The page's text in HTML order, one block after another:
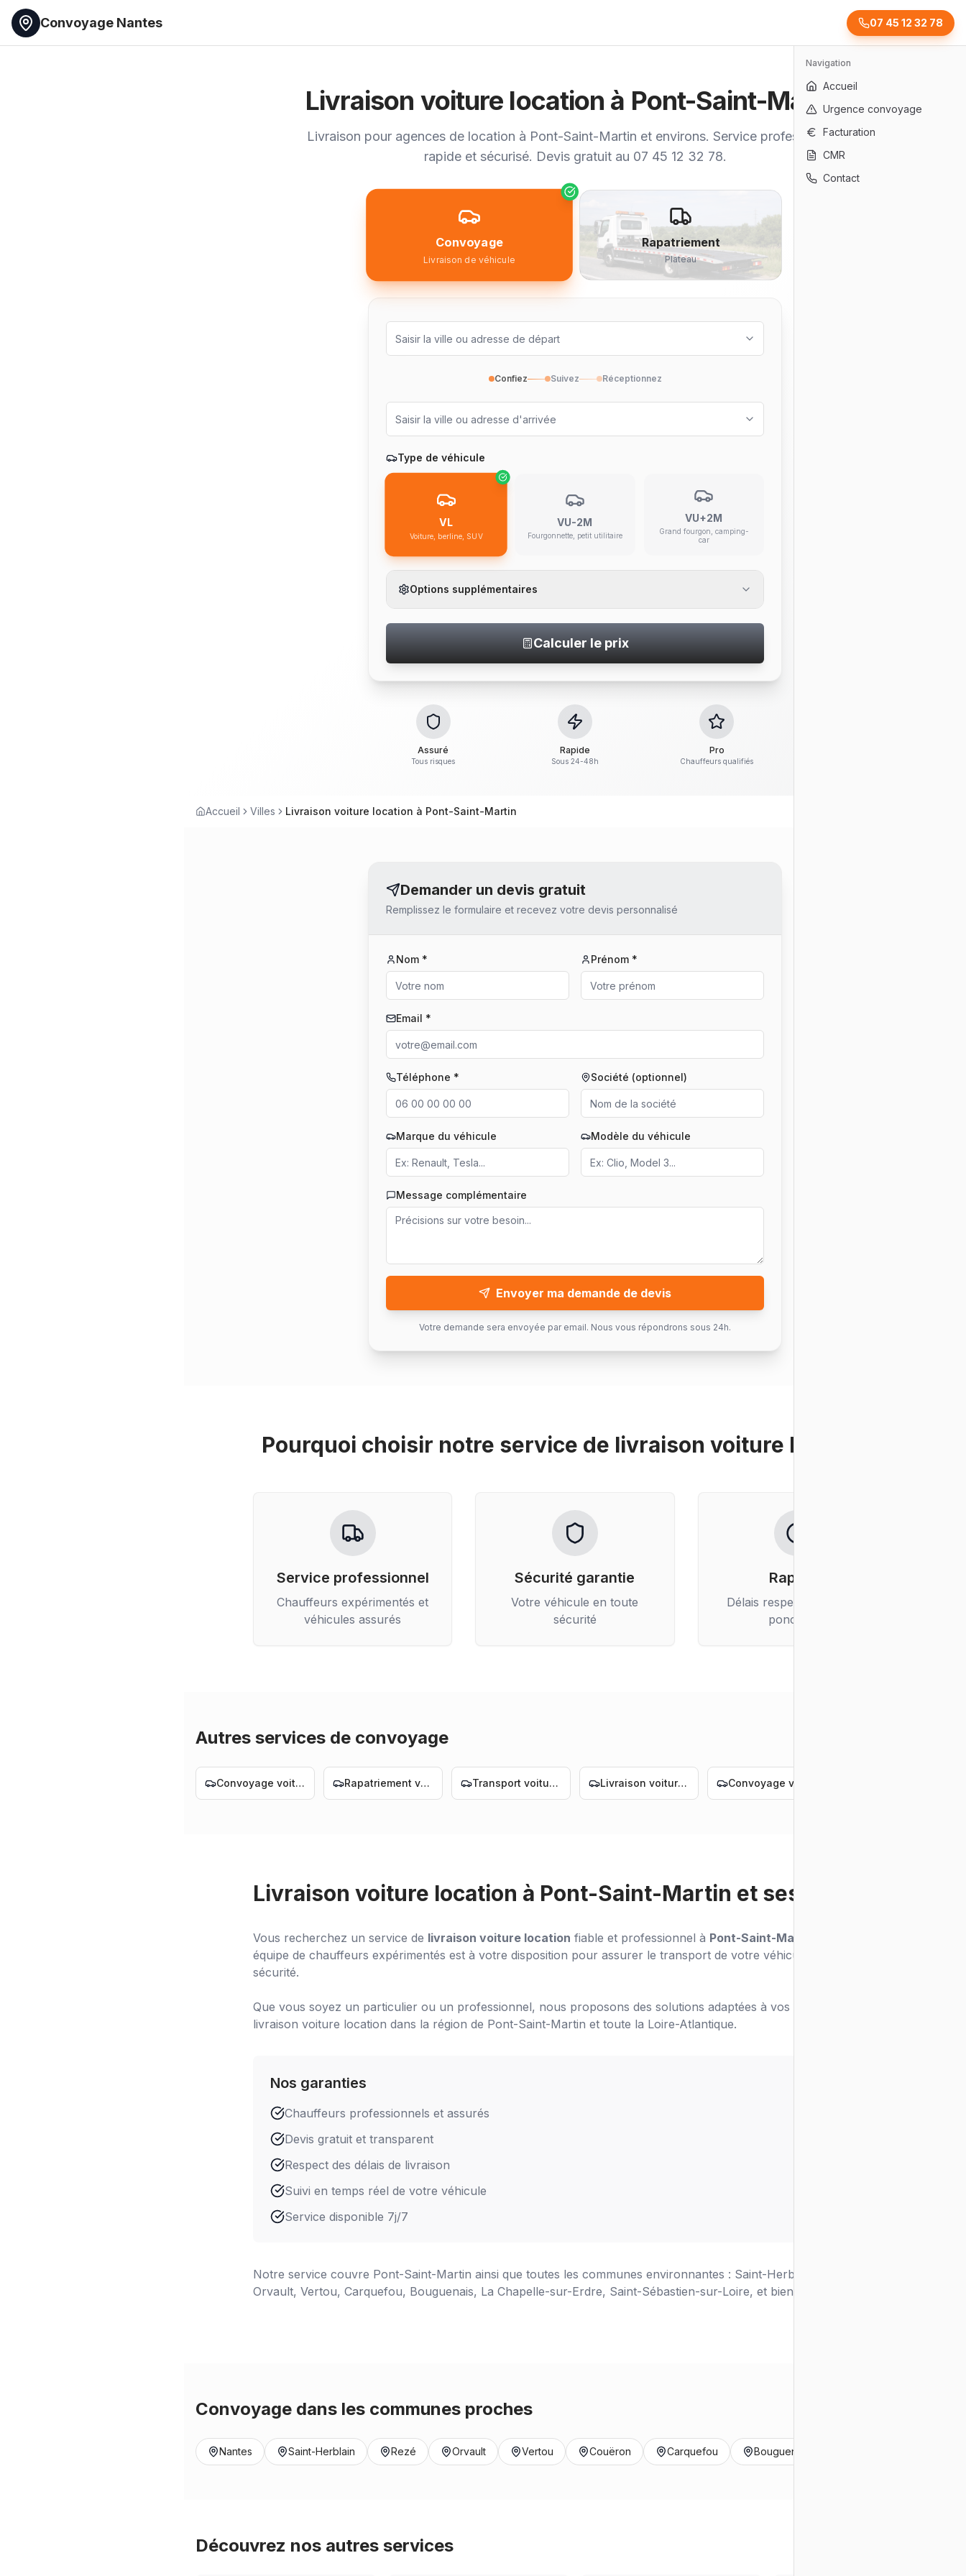
Convoyage Nantes 07 45 12 32 78
Navigation
Accueil
Urgence convoyage
Facturation
CMR
Contact
Livraison voiture location à Pont-Saint-Martin
Livraison pour agences de location à Pont-Saint-Martin et environs. Service professionnel,
rapide et sécurisé. Devis gratuit au 07 45 12 32 78.
Convoyage
Livraison de véhicule
Rapatriement
Plateau
Confiez Suivez Réceptionnez
Type de véhicule
VL
Voiture, berline, SUV
VU-2M
Fourgonnette, petit utilitaire
VU+2M
Grand fourgon, camping-
car
Options supplémentaires
Calculer le prix
Assuré
Tous risques
Rapide
Sous 24-48h
Pro
Chauffeurs qualifiés
Accueil Villes Livraison voiture location à Pont-Saint-Martin
Demander un devis gratuit
Remplissez le formulaire et recevez votre devis personnalisé
Nom * Prénom *
Email *
Téléphone * Société (optionnel)
Marque du véhicule Modèle du véhicule
Message complémentaire
Envoyer ma demande de devis
Votre demande sera envoyée par email. Nous vous répondrons sous 24h.
Pourquoi choisir notre service de livraison voiture location
Service professionnel
Chauffeurs expérimentés et
véhicules assurés
Sécurité garantie
Votre véhicule en toute
sécurité
Rapidité
Délais respectés, livraison
ponctuelle
Autres services de convoyage
Convoyage voiture Nantes Rapatriement voiture Nantes Transport voiture Nantes Livraison voiture électrique Nantes
Livraison voiture location à Pont-Saint-Martin et ses environs
Vous recherchez un service de livraison voiture location fiable et professionnel à Pont-Saint-Martin
équipe de chauffeurs expérimentés est à votre disposition pour assurer le transport de votre véhicule en toute
sécurité.
Que vous soyez un particulier ou un professionnel, nous proposons des solutions adaptées à vos besoins de
livraison voiture location dans la région de Pont-Saint-Martin et toute la Loire-Atlantique.
Nos garanties
Chauffeurs professionnels et assurés
Devis gratuit et transparent
Respect des délais de livraison
Suivi en temps réel de votre véhicule
Service disponible 7j/7
Notre service couvre Pont-Saint-Martin ainsi que toutes les communes environnantes : Saint-Herblain, Rezé,
Orvault, Vertou, Carquefou, Bouguenais, La Chapelle-sur-Erdre, Saint-Sébastien-sur-Loire, et bien d'autres.
Convoyage dans les communes proches
Nantes Saint-Herblain Rezé Orvault Vertou Couëron Carquefou Bouguenais
Découvrez nos autres services